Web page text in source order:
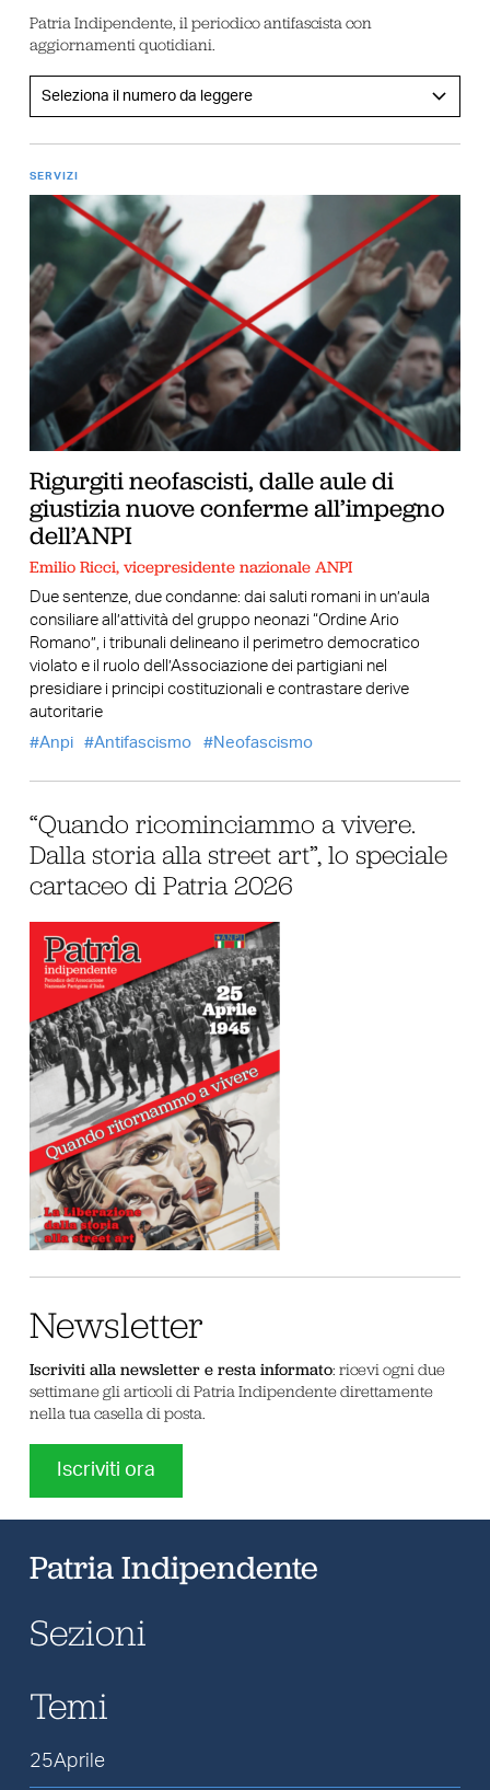
Patria Indipendente, il periodico antifascista con
aggiornamenti quotidiani.
SERVIZI
Rigurgiti neofascisti, dalle aule di
giustizia nuove conferme all’impegno
dell’ANPI
Emilio Ricci, vicepresidente nazionale ANPI
Due sentenze, due condanne: dai saluti romani in un’aula
consiliare all’attività del gruppo neonazi “Ordine Ario
Romano”, i tribunali delineano il perimetro democratico
violato e il ruolo dell’Associazione dei partigiani nel
presidiare i principi costituzionali e contrastare derive
autoritarie
Anpi
Antifascismo Neofascismo
“Quando ricominciammo a vivere.
Dalla storia alla street art”, lo speciale
cartaceo di Patria 2026
Newsletter
Iscriviti alla newsletter e resta informato: ricevi ogni due
settimane gli articoli di Patria Indipendente direttamente
nella tua casella di posta.
Iscriviti ora
Patria Indipendente
Sezioni
Temi
25Aprile